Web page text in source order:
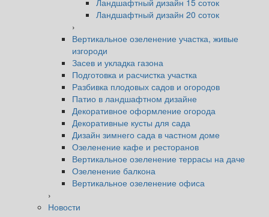
Ландшафтный дизайн 15 соток
Ландшафтный дизайн 20 соток
›
Вертикальное озеленение участка, живые
изгороди
Засев и укладка газона
Подготовка и расчистка участка
Разбивка плодовых садов и огородов
Патио в ландшафтном дизайне
Декоративное оформление огорода
Декоративные кусты для сада
Дизайн зимнего сада в частном доме
Озеленение кафе и ресторанов
Вертикальное озеленение террасы на даче
Озеленение балкона
Вертикальное озеленение офиса
›
Новости